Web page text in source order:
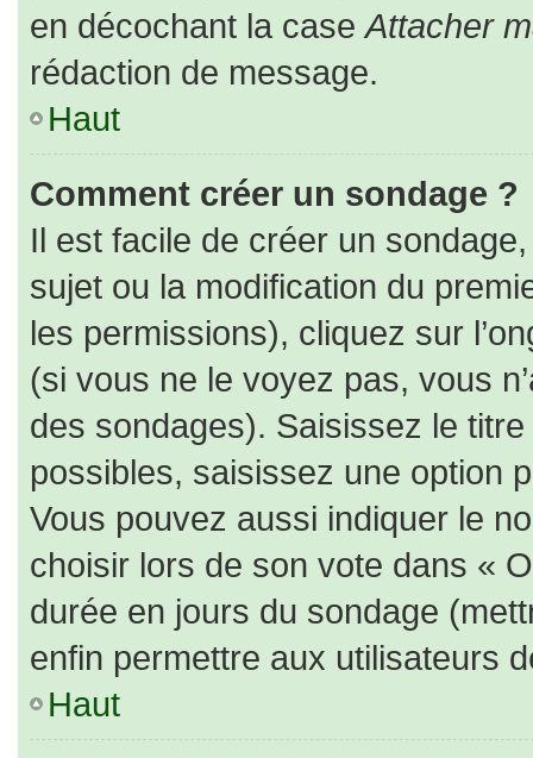
en décochant la caseAttacher
rédaction de message.
Haut
Comment créer un sondage ?
Il est facile de créer un
sujet ou la modification du
les permissions), cliquez sur
(si vous ne le voyez pas, vous
des sondages). Saisissez le
possibles, saisissez une option
Vous pouvez aussi indiquer le
choisir lors de son vote dans «
durée en jours du sondage
enfin permettre aux utilisateurs
Haut